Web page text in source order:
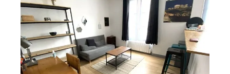
PARIS 75013
36,81 m2, 2 pièces
Ref : 31833
Appartement T2 à vendre
400 000 €